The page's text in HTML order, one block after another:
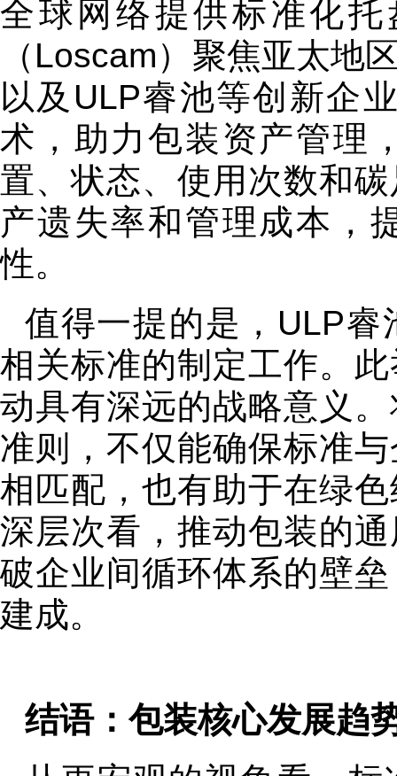
全球网络提供标准化
（Loscam）聚焦亚太地
以及ULP睿池等创新企
术，助力包装资产管理
置、状态、使用次数和
产遗失率和管理成本，
性。
值得一提的是，ULP
相关标准的制定工作。
动具有深远的战略意义
准则，不仅能确保标准
相匹配，也有助于在绿
深层次看，推动包装的
破企业间循环体系的壁
建成。
结语：包装核心发展